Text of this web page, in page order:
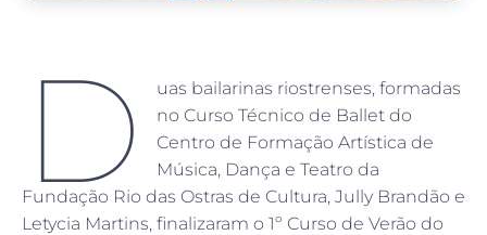
D
uas bailarinas riostrenses, formadas
no Curso Técnico de Ballet do
Centro de Formação Artística de
Música, Dança e Teatro da
Fundação Rio das Ostras de Cultura, Jully Brandão e
Letycia Martins, finalizaram o 1º Curso de Verão do